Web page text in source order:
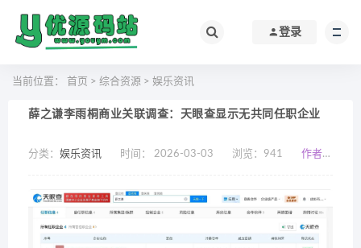
登录
当前位置： 首页 > 综合资源 > 娱乐资讯
薛之谦李雨桐商业关联调查：天眼查显示无共同任职企业
分类： 娱乐资讯 时间： 2026-03-03 浏览： 941 作者：小编